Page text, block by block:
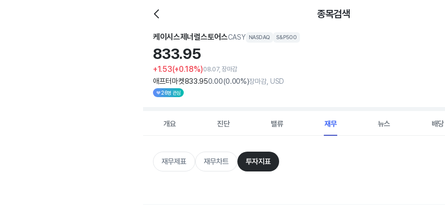
종목검색
케이시스제너럴스토어스CASY NASDAQ S&P500
833.95
+1.53(+0.18%)08.07, 장마감
애프터마켓833.950.00(0.00%)장마감, USD
26명 관심
개요 진단 밸류 재무 뉴스 배당
재무제표 재무차트 투자지표